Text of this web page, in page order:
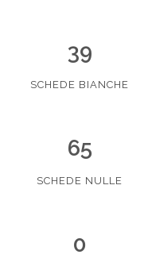
39
SCHEDE BIANCHE
65
SCHEDE NULLE
0